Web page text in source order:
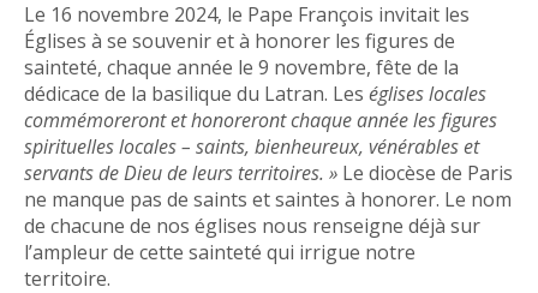
Le 16 novembre 2024, le Pape François invitait les
Églises à se souvenir et à honorer les figures de
sainteté, chaque année le 9 novembre, fête de la
dédicace de la basilique du Latran. Les églises locales
commémoreront et honoreront chaque année les figures
spirituelles locales – saints, bienheureux, vénérables et
servants de Dieu de leurs territoires. » Le diocèse de Paris
ne manque pas de saints et saintes à honorer. Le nom
de chacune de nos églises nous renseigne déjà sur
l’ampleur de cette sainteté qui irrigue notre
territoire.